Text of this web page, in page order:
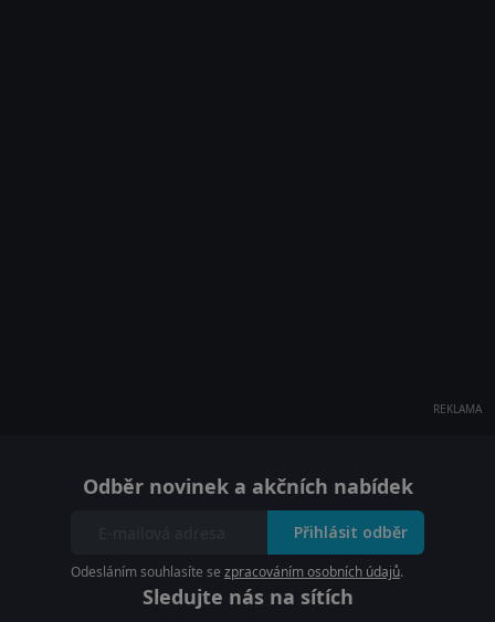
REKLAMA
Odběr novinek a akčních nabídek
Přihlásit odběr
Odesláním souhlasíte se zpracováním osobních údajů.
Sledujte nás na sítích